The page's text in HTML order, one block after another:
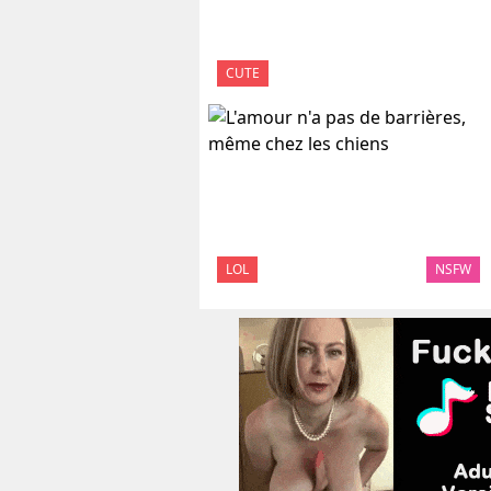
CUTE
LOL NSFW